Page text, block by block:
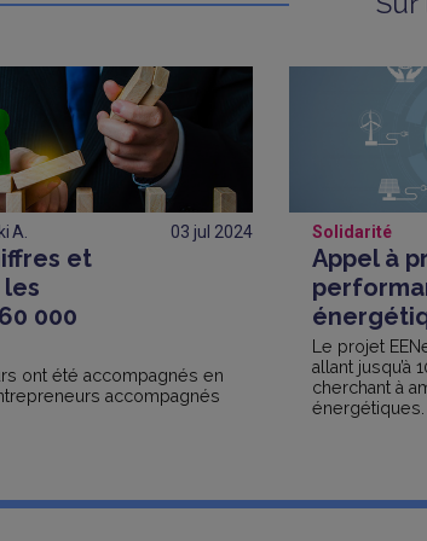
A. 03 jul 2024
et
000
ont été accompagnés en
accompagnés
Solidarité
Appel à
Le projet
allant
cherchant à
énergétiques.